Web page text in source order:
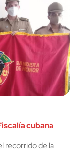
cubana
recorrido de la